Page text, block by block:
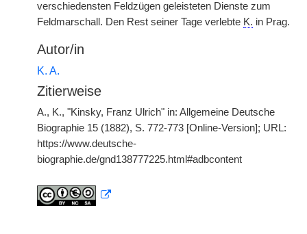
verschiedensten Feldzügen geleisteten Dienste zum
Feldmarschall. Den Rest seiner Tage verlebte K. in Prag.
Autor/in
K. A.
Zitierweise
A., K., "Kinsky, Franz Ulrich" in: Allgemeine Deutsche
Biographie 15 (1882), S. 772-773 [Online-Version]; URL:
https://www.deutsche-
biographie.de/gnd138777225.html#adbcontent